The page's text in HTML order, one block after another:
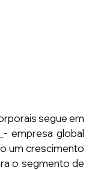
segue em
- empresa global
um crescimento
o segmento de